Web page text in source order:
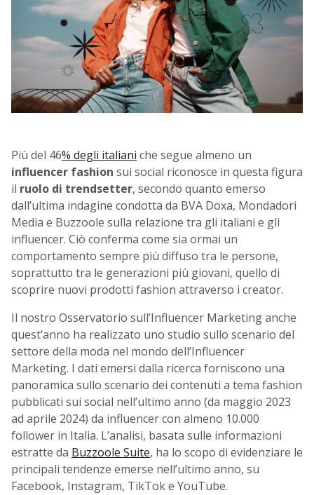
Più del 46% degli italiani che segue almeno un
influencer fashion sui social riconosce in questa figura
il ruolo di trendsetter, secondo quanto emerso
dall’ultima indagine condotta da BVA Doxa, Mondadori
Media e Buzzoole sulla relazione tra gli italiani e gli
influencer. Ciò conferma come sia ormai un
comportamento sempre più diffuso tra le persone,
soprattutto tra le generazioni più giovani, quello di
scoprire nuovi prodotti fashion attraverso i creator.
Il nostro Osservatorio sull’Influencer Marketing anche
quest’anno ha realizzato uno studio sullo scenario del
settore della moda nel mondo dell’Influencer
Marketing. I dati emersi dalla ricerca forniscono una
panoramica sullo scenario dei contenuti a tema fashion
pubblicati sui social nell’ultimo anno (da maggio 2023
ad aprile 2024) da influencer con almeno 10.000
follower in Italia. L’analisi, basata sulle informazioni
estratte da Buzzoole Suite, ha lo scopo di evidenziare le
principali tendenze emerse nell’ultimo anno, su
Facebook, Instagram, TikTok e YouTube.